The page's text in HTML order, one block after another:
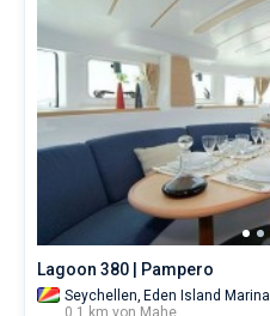
Lagoon 380 | Pampero
Seychellen, Eden Island Marina
0.1 km von Mahe